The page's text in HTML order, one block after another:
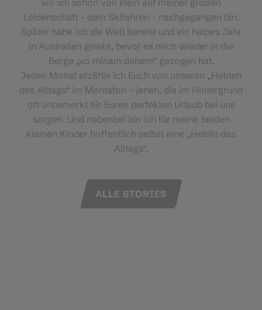
wo ich schon von klein auf meiner großen
Leidenschaft - dem Skifahren - nachgegangen bin.
Später habe ich die Welt bereist und ein halbes Jahr
in Australien gelebt, bevor es mich wieder in die
Berge „vo minam dahem“ gezogen hat.
Jeden Monat erzähle ich Euch von unseren „Helden
des Alltags“ im Montafon – jenen, die im Hintergrund
oft unbemerkt für Euren perfekten Urlaub bei uns
sorgen. Und nebenbei bin ich für meine beiden
kleinen Kinder hoffentlich selbst eine „Heldin des
Alltags“.
ALLE STORIES